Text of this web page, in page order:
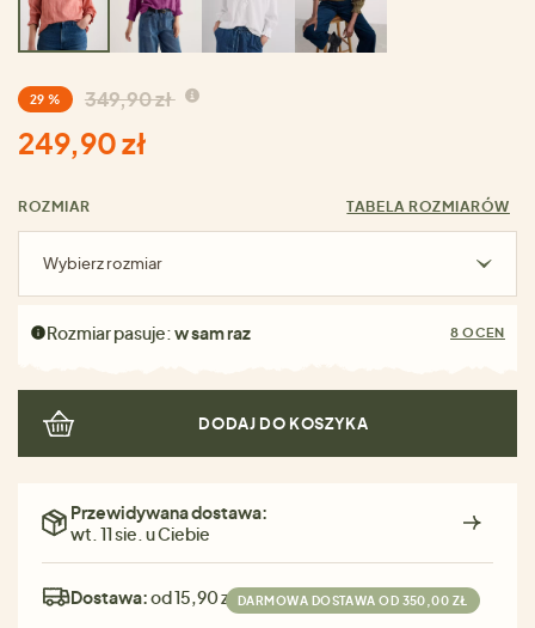
29 % 349,90 zł
249,90 zł
ROZMIAR TABELA ROZMIARÓW
Wybierz rozmiar
Rozmiar pasuje:w sam raz 8 OCEN
DODAJ DO KOSZYKA
Przewidywana dostawa:
wt. 11 sie. u Ciebie
Dostawa:od 15,90 zł DARMOWA DOSTAWA OD 350,00 ZŁ